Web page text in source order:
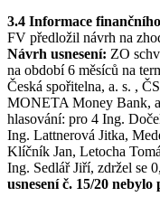
3.4 Informace
FV předložil návrh na
Návrh usnesení: ZO
na období 6 měsíců na
Česká spořitelna, a. s. ,
MONETA Money Bank,
hlasování: pro 4 Ing.
Ing. Lattnerová Jitka,
Klíčník Jan, Letocha
Ing. Sedlář Jiří, zdržel se 0,
usnesení č. 15/20